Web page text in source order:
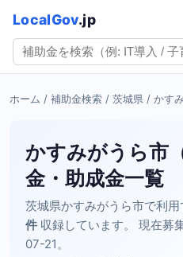
LocalGov.jp
ホーム / 補助金検索 / 茨城県 / かす
かすみがうら市
金・助成金一覧
茨城県かすみがうら市で利
件 収録しています。 現在募
07-21。